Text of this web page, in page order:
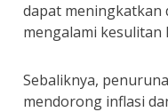
dapat meningkatkan
mengalami
Sebaliknya,
mendorong inflasi